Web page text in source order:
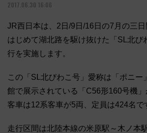
2017.06.30 16:06
JR西日本は、2日/9日/16日の7月の三
はじめて湖北路を駆け抜けた「SL北び
行を実施します。
この「SL北びわこ号」愛称は「ポニー
館で展示されている「C56形160号機」
客車は12系客車が5両、定員は424名で
走行区間は北陸本線の米原駅～木ノ本